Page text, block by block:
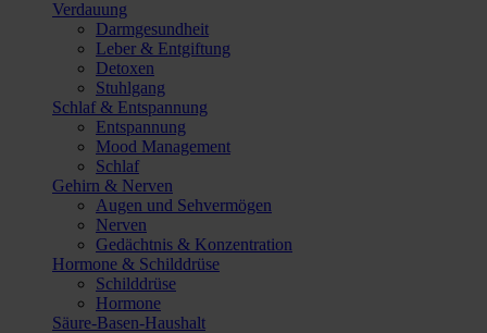
Verdauung
Darmgesundheit
Leber & Entgiftung
Detoxen
Stuhlgang
Schlaf & Entspannung
Entspannung
Mood Management
Schlaf
Gehirn & Nerven
Augen und Sehvermögen
Nerven
Gedächtnis & Konzentration
Hormone & Schilddrüse
Schilddrüse
Hormone
Säure-Basen-Haushalt